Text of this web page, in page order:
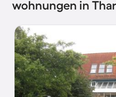
wohnungen in